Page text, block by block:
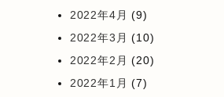
2022年4月 (9)
2022年3月 (10)
2022年2月 (20)
2022年1月 (7)